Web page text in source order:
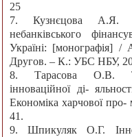
25
7. Кузнєцова А.Я.
небанківського
Україні: [монографія]
Другов. – К.: УБС НБУ,
8. Тарасова О.В.
інноваційної ді-
Економіка харчової
41.
9. Шпикуляк О.Г.